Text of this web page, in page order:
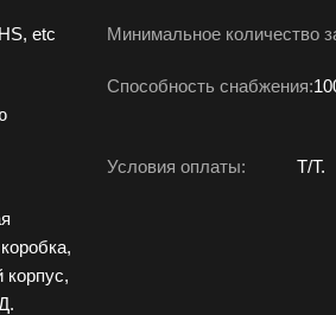
etc Минимальное количество
Способность снабжения:
Условия оплаты: T/T.
корпус,